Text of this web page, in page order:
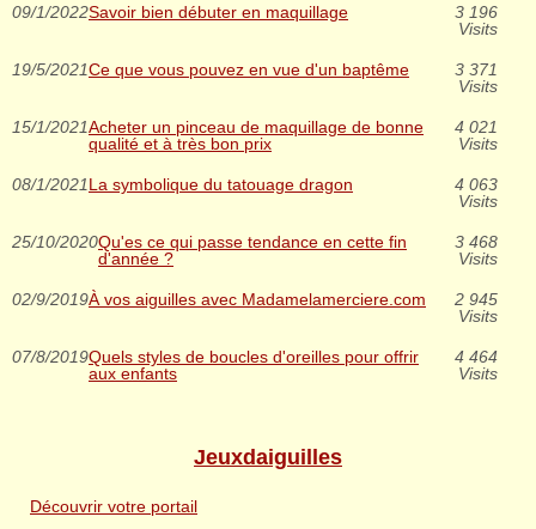
09/1/2022Savoir bien débuter en maquillage
3 196
Visits
19/5/2021Ce que vous pouvez en vue d'un baptême
3 371
Visits
15/1/2021Acheter un pinceau de maquillage de bonne
qualité et à très bon prix
4 021
Visits
08/1/2021La symbolique du tatouage dragon
4 063
Visits
25/10/2020Qu'es ce qui passe tendance en cette fin
d'année ?
3 468
Visits
02/9/2019À vos aiguilles avec Madamelamerciere.com
2 945
Visits
07/8/2019Quels styles de boucles d'oreilles pour offrir
aux enfants
4 464
Visits
Jeuxdaiguilles
Découvrir votre portail